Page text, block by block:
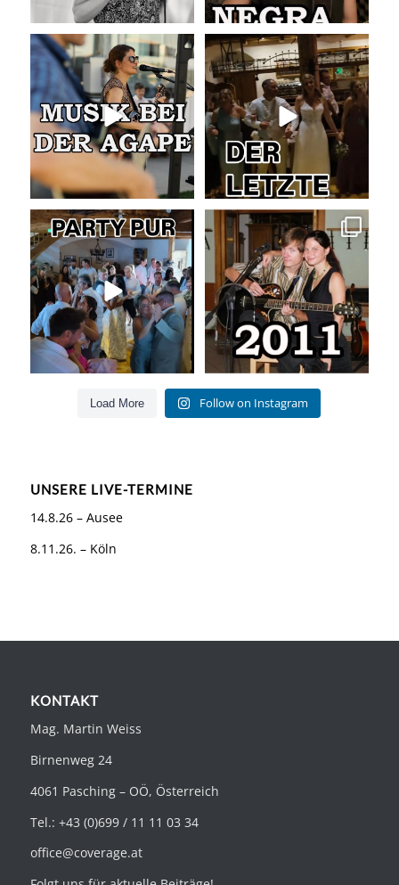
Musik bei der Agape
Was passiert...
53 4
Abschlusslied der Hochzeit
Was für ein...
53 0
Party pur mit mit den besten Hits
für Jung und Alt...
55 0
Die Liebe zur Musik bleibt!
Als wir...
160 26
Load More Follow on Instagram
UNSERE LIVE-TERMINE
14.8.26 – Ausee
8.11.26. – Köln
KONTAKT
Mag. Martin Weiss
Birnenweg 24
4061 Pasching – OÖ, Österreich
Tel.: +43 (0)699 / 11 11 03 34
office@coverage.at